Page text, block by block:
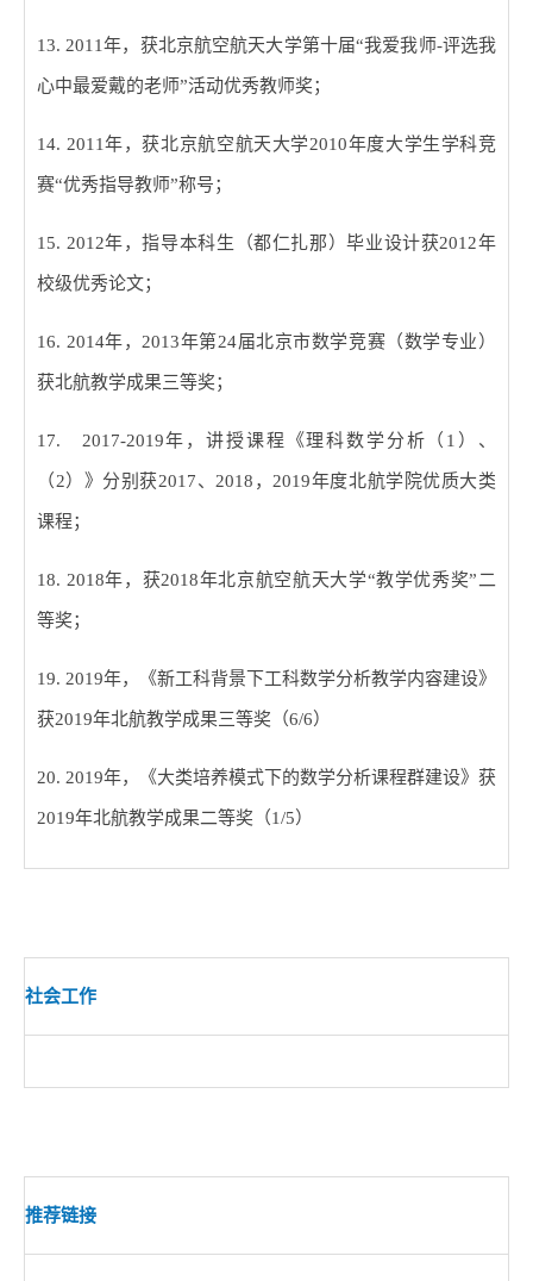
13. 2011年，获北京航空航天大学第十届“我爱我师-评选我
心中最爱戴的老师”活动优秀教师奖；
14. 2011年，获北京航空航天大学2010年度大学生学科竞
赛“优秀指导教师”称号；
15. 2012年，指导本科生（都仁扎那）毕业设计获2012年
校级优秀论文；
16. 2014年， 2013年第24届北京市数学竞赛（数学专业）
获北航教学成果三等奖；
17. 2017-2019年，讲授课程《理科数学分析（ 1 ）、
（ 2）》分别获2017、 2018 ， 2019年度北航学院优质大类
课程；
18. 2018年，获2018年北京航空航天大学“教学优秀奖” 二
等奖；
19. 2019年，《新工科背景下工科数学分析教学内容建设》
获2019年北航教学成果三等奖（6/6）
20. 2019年，《大类培养模式下的数学分析课程群建设》获
2019年北航教学成果二等奖（1/5）
社会工作
推荐链接